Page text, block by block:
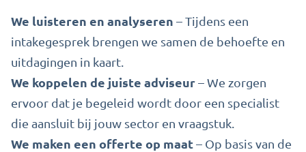
We luisteren en analyseren – Tijdens een
intakegesprek brengen we samen de behoefte en
uitdagingen in kaart.
We koppelen de juiste adviseur– We zorgen
ervoor dat je begeleid wordt door een specialist
die aansluit bij jouw sector en vraagstuk.
We maken een offerte op maat– Op basis van de